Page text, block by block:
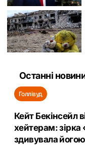
Останні
Голлівуд
Кейт Бекінсейл
хейтерам: зірка
здивувала